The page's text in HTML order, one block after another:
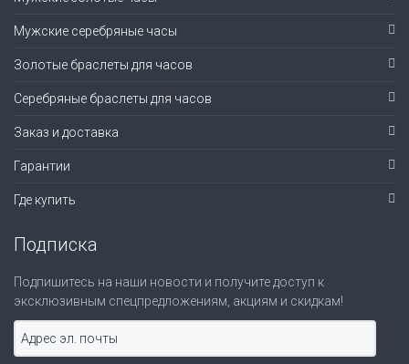
Мужские серебряные часы
Золотые браслеты для часов
Серебряные браслеты для часов
Заказ и доставка
Гарантии
Где купить
Подписка
Подпишитесь на наши новости и получите доступ к
эксклюзивным спецпредложениям, акциям и скидкам!